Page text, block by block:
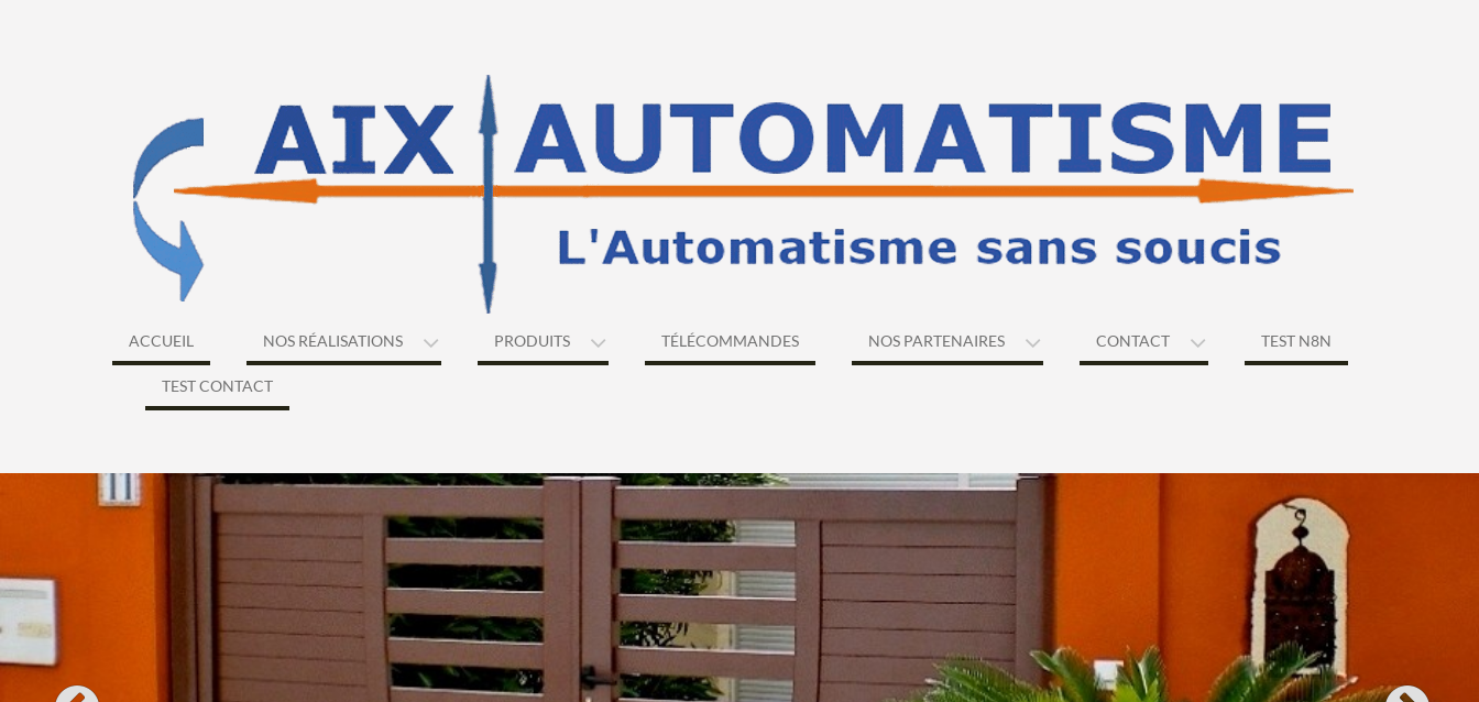
ACCUEIL NOS RÉALISATIONS PRODUITS TÉLÉCOMMANDES NOS PARTENAIRES CONTACT TEST N8N
TEST CONTACT